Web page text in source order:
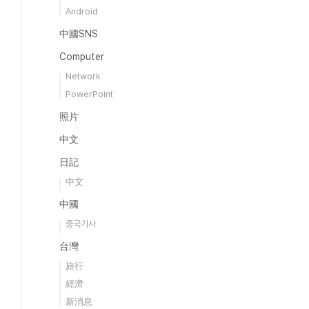
Android
中國SNS
Computer
Network
PowerPoint
照片
中文
日記
中文
中國
중국기사
台灣
旅行
經濟
新消息